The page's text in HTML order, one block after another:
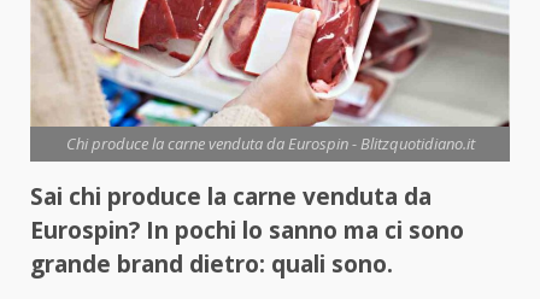
Chi produce la carne venduta da Eurospin - Blitzquotidiano.it
Sai chi produce la carne venduta da
Eurospin? In pochi lo sanno ma ci sono
grande brand dietro: quali sono.